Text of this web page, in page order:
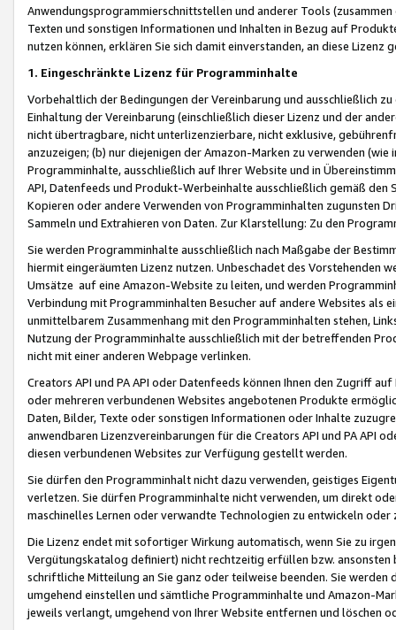
Anwendungsprogrammierschnittstellen und anderer Tools (zusammen
Texten und sonstigen Informationen und Inhalten in Bezug auf
nutzen können, erklären Sie sich damit einverstanden, an diese Lizenz
1. Eingeschränkte Lizenz für Programminhalte
Vorbehaltlich der Bedingungen der Vereinbarung und ausschließlich
Einhaltung der Vereinbarung (einschließlich dieser Lizenz und der
nicht übertragbare, nicht unterlizenzierbare, nicht exklusive,
anzuzeigen; (b) nur diejenigen der Amazon-Marken zu verwenden
Programminhalte, ausschließlich auf Ihrer Website und in
API, Datenfeeds und Produkt-Werbeinhalte ausschließlich gemäß
Kopieren oder andere Verwenden von Programminhalten zugunsten
Sammeln und Extrahieren von Daten. Zur Klarstellung: Zu den
Sie werden Programminhalte ausschließlich nach Maßgabe der
hiermit eingeräumten Lizenz nutzen. Unbeschadet des Vorstehenden
Umsätze auf eine Amazon-Website zu leiten, und werden
Verbindung mit Programminhalten Besucher auf andere Websites als
unmittelbarem Zusammenhang mit den Programminhalten stehen,
Nutzung der Programminhalte ausschließlich mit der betreffenden
nicht mit einer anderen Webpage verlinken.
Creators API und PA API oder Datenfeeds können Ihnen den Zugriff
oder mehreren verbundenen Websites angebotenen Produkte
Daten, Bilder, Texte oder sonstigen Informationen oder Inhalte
anwendbaren Lizenzvereinbarungen für die Creators API und PA API
diesen verbundenen Websites zur Verfügung gestellt werden.
Sie dürfen den Programminhalt nicht dazu verwenden, geistiges
verletzen. Sie dürfen Programminhalte nicht verwenden, um direkt
maschinelles Lernen oder verwandte Technologien zu entwickeln
Die Lizenz endet mit sofortiger Wirkung automatisch, wenn Sie zu
Vergütungskatalog definiert) nicht rechtzeitig erfüllen bzw. ansonsten
schriftliche Mitteilung an Sie ganz oder teilweise beenden. Sie werden
umgehend einstellen und sämtliche Programminhalte und Amazon-
jeweils verlangt, umgehend von Ihrer Website entfernen und löschen